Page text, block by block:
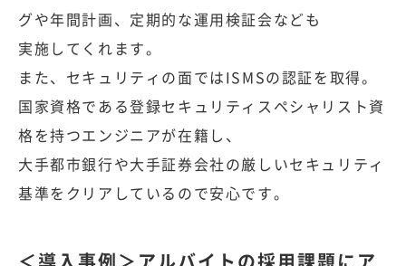
グや年間計画、定期的な運用検証会なども
実施してくれます。
また、セキュリティの面ではISMSの認証を取得。
国家資格である登録セキュリティスペシャリスト資
格を持つエンジニアが在籍し、
大手都市銀行や大手証券会社の厳しいセキュリティ
基準をクリアしているので安心です。
＜導入事例＞アルバイトの採用課題にア